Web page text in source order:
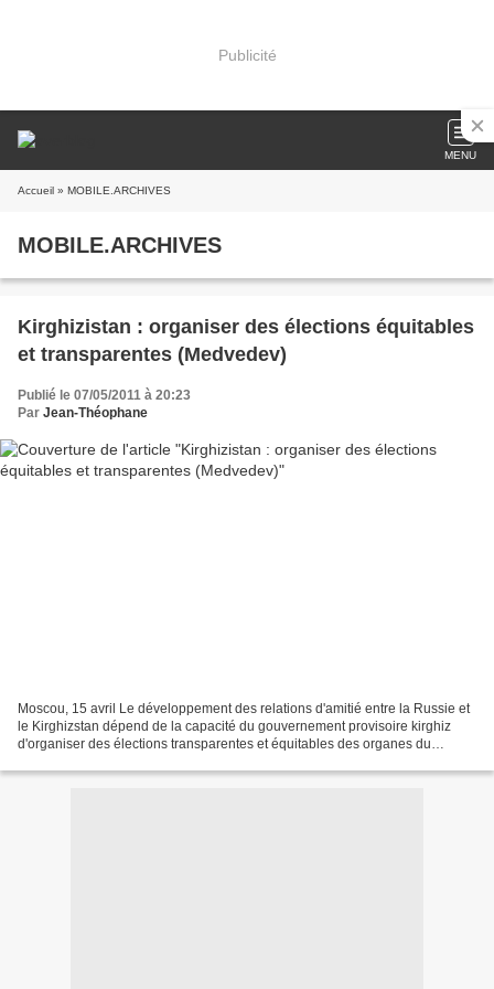
Publicité
MENU
Accueil » MOBILE.ARCHIVES
MOBILE.ARCHIVES
Kirghizistan : organiser des élections équitables
et transparentes (Medvedev)
Publié le 07/05/2011 à 20:23
Par Jean-Théophane
Moscou, 15 avril Le développement des relations d'amitié entre la Russie et
le Kirghizstan dépend de la capacité du gouvernement provisoire kirghiz
d'organiser des élections transparentes et équitables des organes du